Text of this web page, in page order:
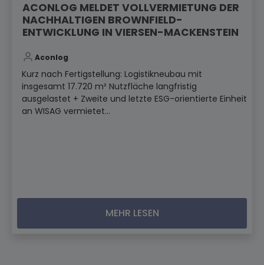
ACONLOG MELDET VOLLVERMIETUNG DER
NACHHALTIGEN BROWNFIELD-
ENTWICKLUNG IN VIERSEN-MACKENSTEIN
Aconlog
Kurz nach Fertigstellung: Logistikneubau mit
insgesamt 17.720 m² Nutzfläche langfristig
ausgelastet + Zweite und letzte ESG-orientierte Einheit
an WISAG vermietet...
MEHR LESEN